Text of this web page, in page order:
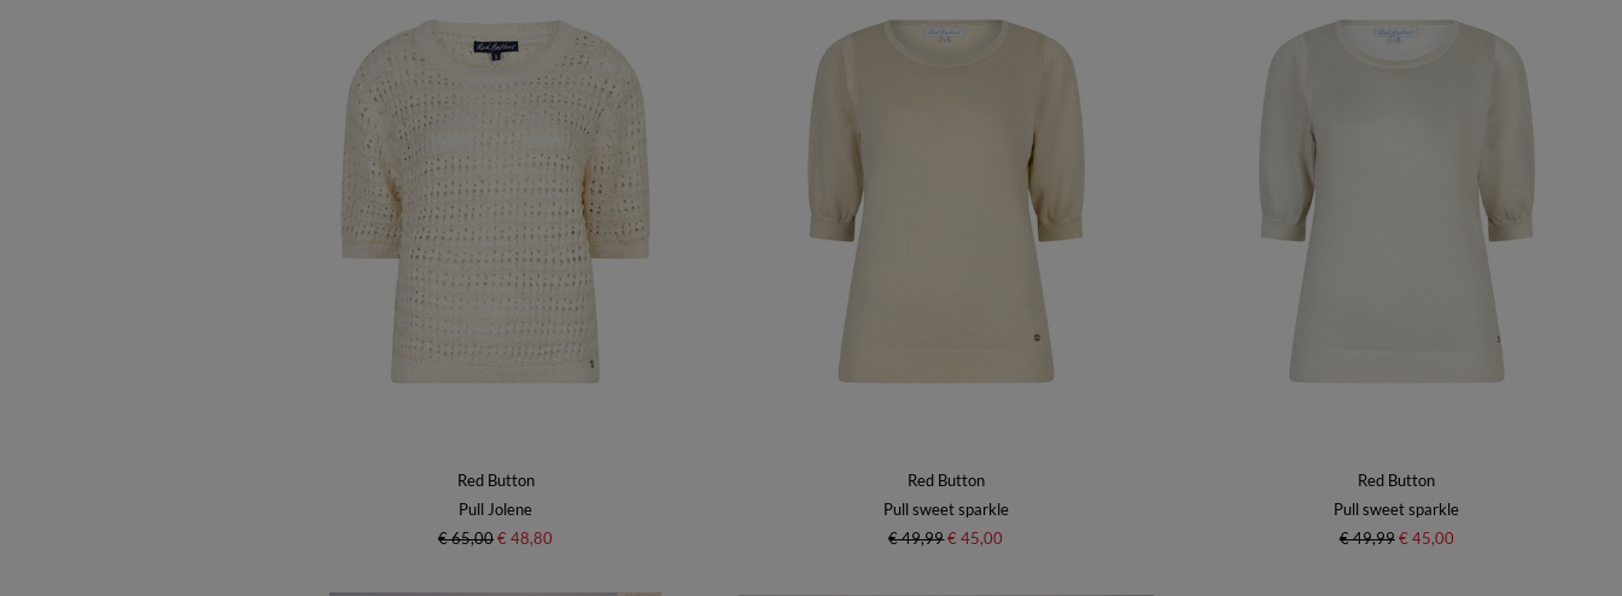
Red Button
Pull Jolene
€ 65,00€ 48,80
Red Button
Pull sweet sparkle
€ 49,99€ 45,00
Red Button
Pull sweet sparkle
€ 49,99€ 45,00